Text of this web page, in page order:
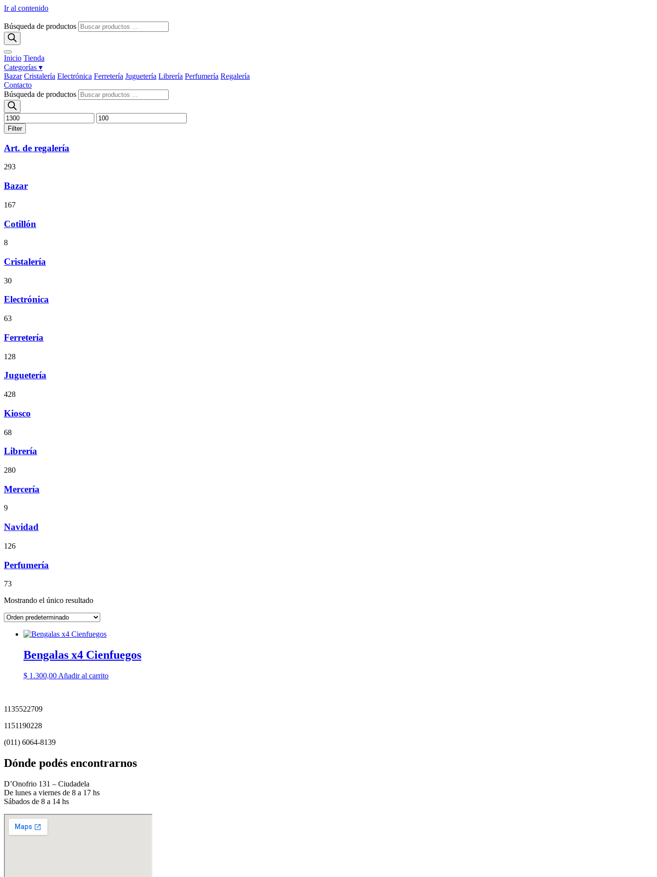
Ir al contenido
Búsqueda de productos
Inicio Tienda
Categorías ▾
Bazar Cristalería Electrónica Ferretería Juguetería Librería Perfumería Regalería
Contacto
Búsqueda de productos
Filter
Art. de regalería
293
Bazar
167
Cotillón
8
Cristalería
30
Electrónica
63
Ferretería
128
Juguetería
428
Kiosco
68
Librería
280
Mercería
9
Navidad
126
Perfumería
73
Mostrando el único resultado
Bengalas x4 Cienfuegos
$ 1.300,00 Añadir al carrito
1135522709
1151190228
(011) 6064-8139
Dónde podés encontrarnos
D’Onofrio 131 – Ciudadela
De lunes a viernes de 8 a 17 hs
Sábados de 8 a 14 hs